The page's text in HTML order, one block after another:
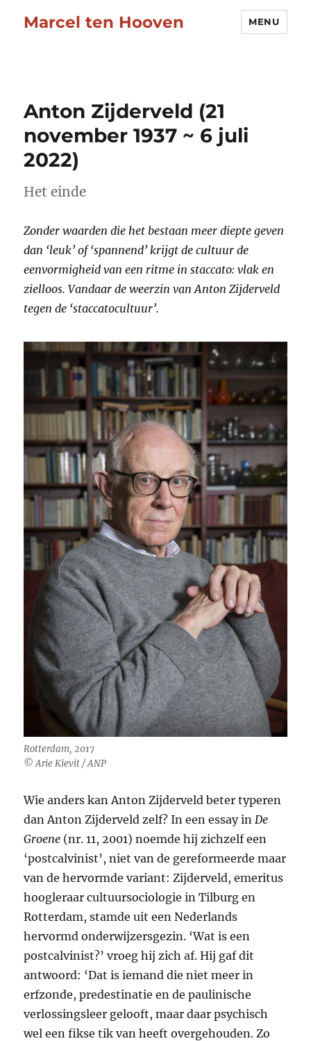
Marcel ten Hooven MENU
Anton Zijderveld (21
november 1937 ~ 6 juli
2022)
Het einde
Zonder waarden die het bestaan meer diepte geven
dan ‘leuk’ of ‘spannend’ krijgt de cultuur de
eenvormigheid van een ritme in staccato: vlak en
zielloos. Vandaar de weerzin van Anton Zijderveld
tegen de ‘staccatocultuur’.
Rotterdam, 2017
© Arie Kievit / ANP
Wie anders kan Anton Zijderveld beter typeren
dan Anton Zijderveld zelf? In een essay in De
Groene (nr. 11, 2001) noemde hij zichzelf een
‘postcalvinist’, niet van de gereformeerde maar
van de hervormde variant: Zijderveld, emeritus
hoogleraar cultuursociologie in Tilburg en
Rotterdam, stamde uit een Nederlands
hervormd onderwijzersgezin. ‘Wat is een
postcalvinist?’ vroeg hij zich af. Hij gaf dit
antwoord: ‘Dat is iemand die niet meer in
erfzonde, predestinatie en de paulinische
verlossingsleer gelooft, maar daar psychisch
wel een fikse tik van heeft overgehouden. Zo